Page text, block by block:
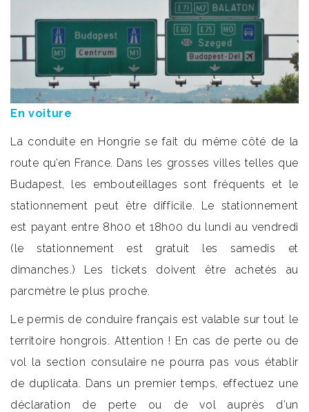
En voiture
La conduite en Hongrie se fait du même côté de la
route qu’en France. Dans les grosses villes telles que
Budapest, les embouteillages sont fréquents et le
stationnement peut être difficile. Le stationnement
est payant entre 8h00 et 18h00 du lundi au vendredi
(le stationnement est gratuit les samedis et
dimanches.) Les tickets doivent être achetés au
parcmètre le plus proche.
Le permis de conduire français est valable sur tout le
territoire hongrois. Attention ! En cas de perte ou de
vol la section consulaire ne pourra pas vous établir
de duplicata. Dans un premier temps, effectuez une
déclaration de perte ou de vol auprès d’un